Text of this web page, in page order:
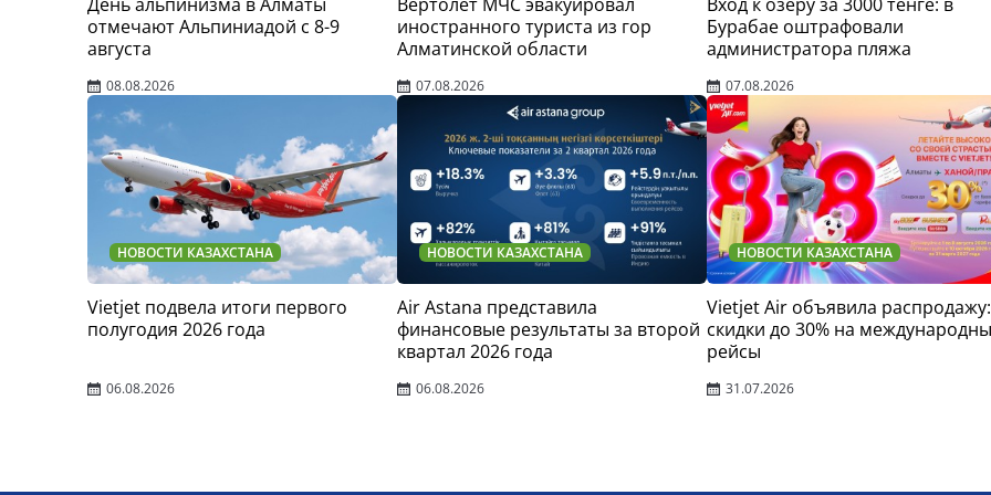
отмечают Альпиниадой с 8-9
августа
08.08.2026
иностранного туриста из гор
Алматинской области
07.08.2026
Бурабае оштрафовали
администратора пляжа
07.08.2026
НОВОСТИ КАЗАХСТАНА
Vietjet подвела итоги первого
полугодия 2026 года
06.08.2026
НОВОСТИ КАЗАХСТАНА
Air Astana представила
финансовые результаты за второй
квартал 2026 года
06.08.2026
НОВОСТИ КАЗАХСТАНА
Vietjet Air объявила распродажу:
скидки до 30% на
рейсы
31.07.2026